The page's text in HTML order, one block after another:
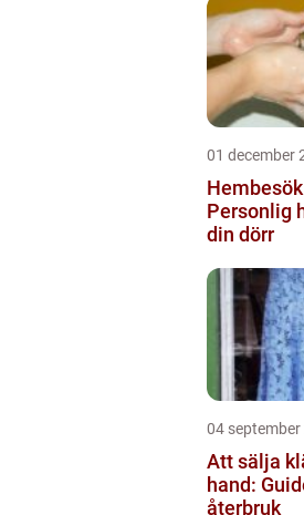
01 december
Personlig
din dörr
04
Att sälja
hand:
återbruk